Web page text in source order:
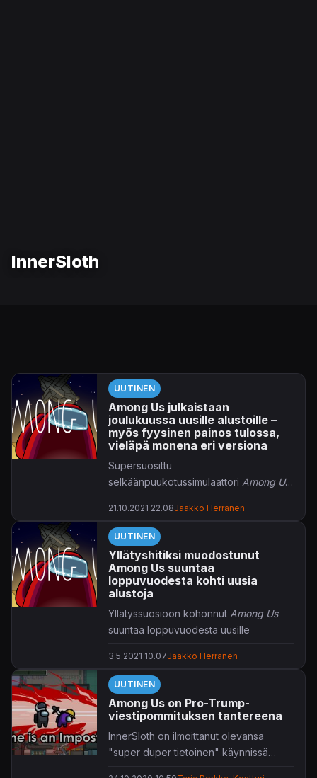
InnerSloth
UUTINEN
Among Us julkaistaan
joulukuussa uusille alustoille –
myös fyysinen painos tulossa,
vieläpä monena eri versiona
Supersuosittu
selkäänpuukotussimulaattori Among Us
PlayStation-konsoleille.
21.10.2021 22.08Jaakko Herranen
UUTINEN
Yllätyshitiksi muodostunut
Among Us suuntaa
loppuvuodesta kohti uusia
alustoja
Yllätyssuosioon kohonnut Among Us
suuntaa loppuvuodesta uusille
InnerSlothin kehittämä
julkaistiin alkujaan jo vuonna 2018 niin
pc:lle kuin mobiililaitteillekin.
Menestykseen se kohosi kuitenkin
yllättäen viime vuonna, minkä jälkeen
myös Switch sai pelistä oman versionsa.
3.5.2021 10.07Jaakko Herranen
UUTINEN
Among Us on Pro-Trump-
viestipommituksen tantereena
InnerSloth on ilmoittanut olevansa
"super duper tietoinen" käynnissä